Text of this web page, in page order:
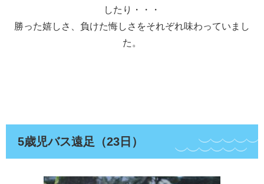
したり・・・
勝った嬉しさ、負けた悔しさをそれぞれ味わっていまし
た。
5歳児バス遠足（23日）